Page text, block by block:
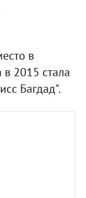
в
2015 стала
Багдад".